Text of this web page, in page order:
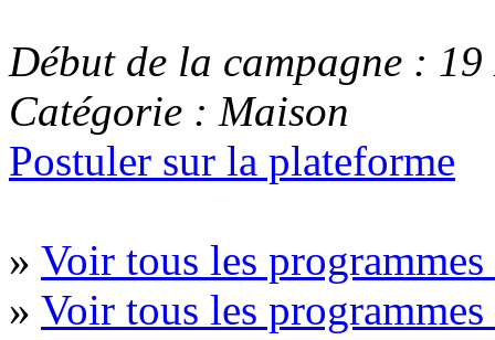
Début de la campagne :
Catégorie : Maison
Postuler sur la plateforme
» Voir tous les
» Voir tous les